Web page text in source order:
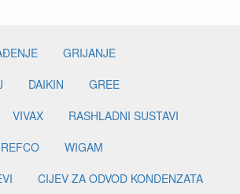
GRIJANJE
DAIKIN
GREE
VIVAX
RASHLADNI SUSTAVI
REFCO
WIGAM
CIJEV ZA ODVOD KONDENZATA